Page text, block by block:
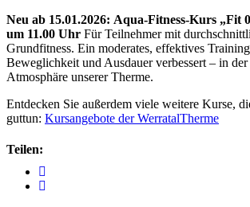
Neu ab 15.01.2026: Aqua-Fitness-Kurs „Fit
um 11.00 Uhr Für Teilnehmer mit
Grundfitness. Ein moderates, effektives
Beweglichkeit und Ausdauer verbessert – in der
Atmosphäre unserer Therme.
Entdecken Sie außerdem viele weitere Kurse,
guttun: Kursangebote der WerratalTherme
Teilen: